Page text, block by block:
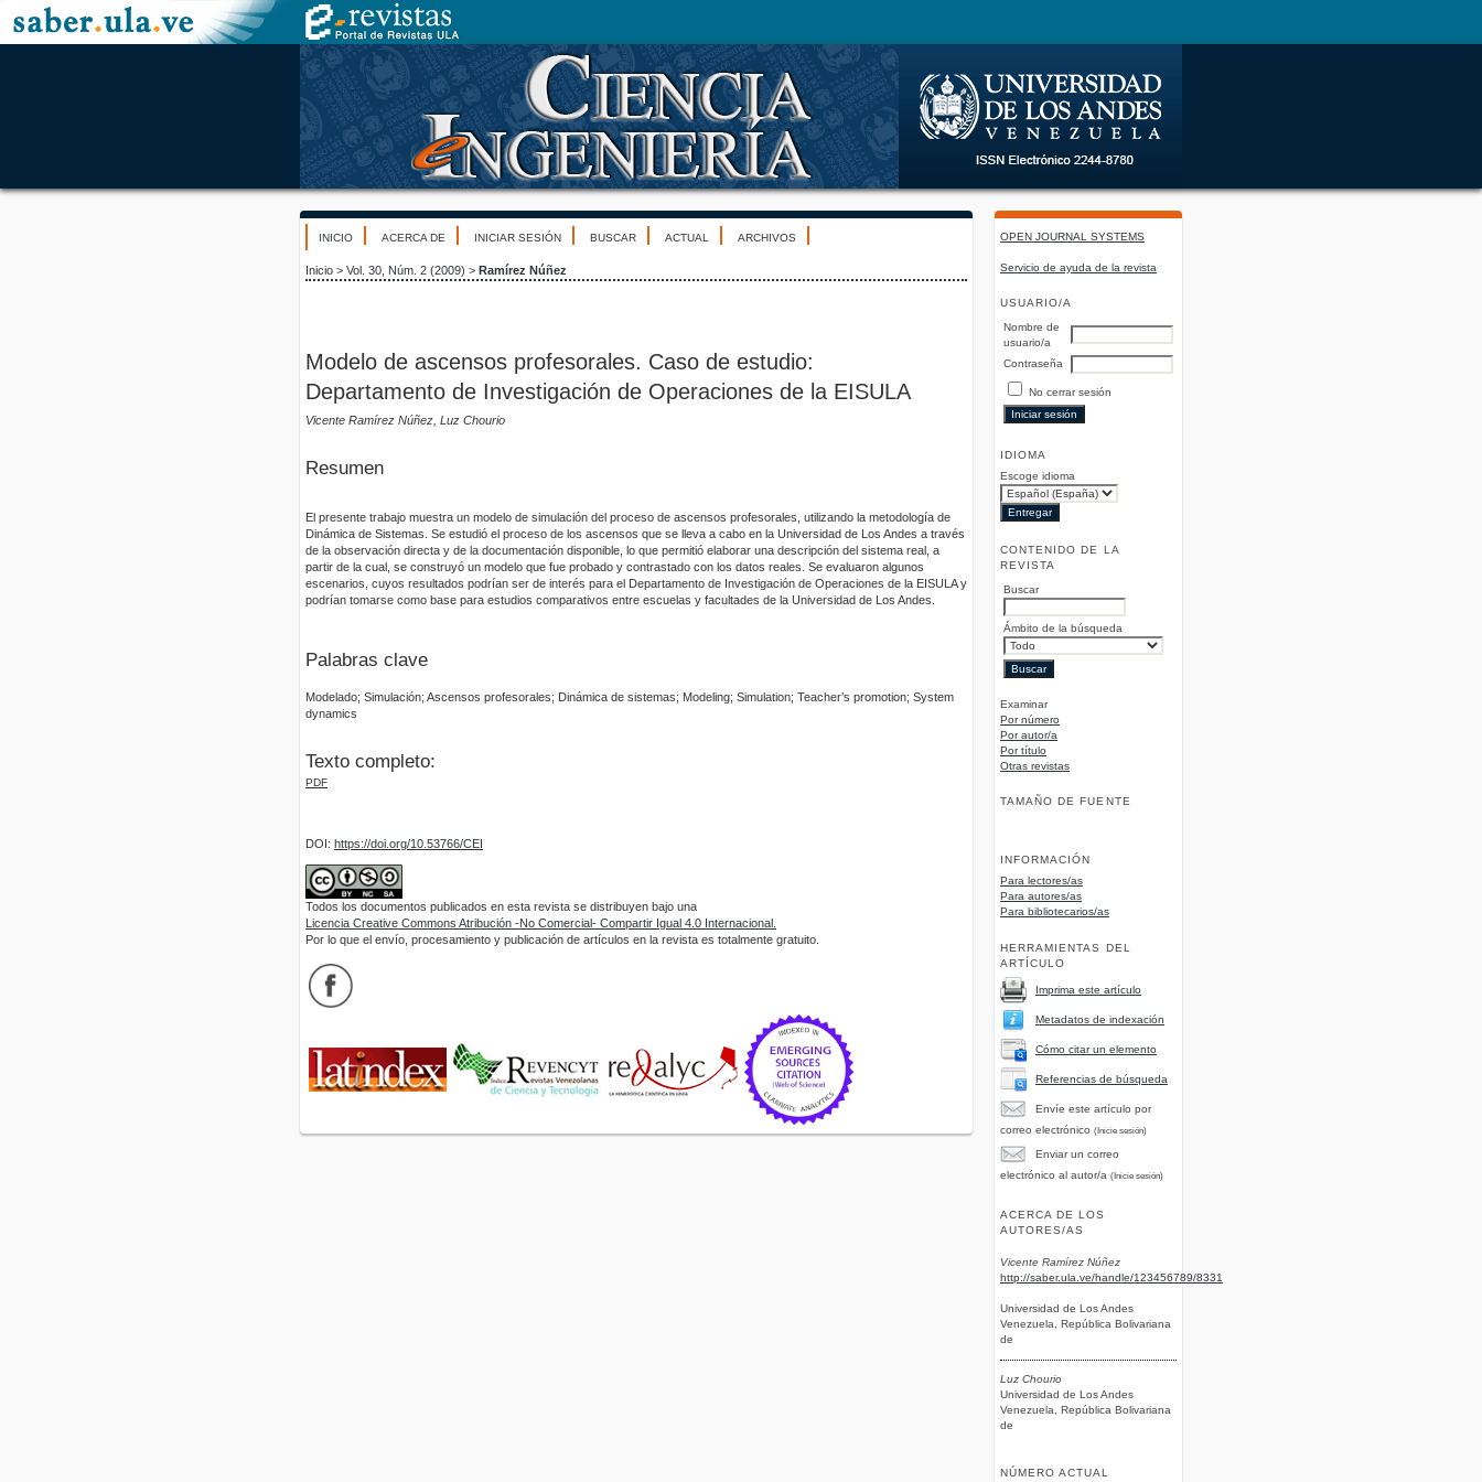
OPEN JOURNAL SYSTEMS
Servicio de ayuda de la revista
USUARIO/A
Nombre de
usuario/a
Contraseña
No cerrar sesión
IDIOMA
Escoge idioma
CONTENIDO DE LA
REVISTA
Buscar
Ámbito de la búsqueda
Examinar
Por número
Por autor/a
Por título
Otras revistas
TAMAÑO DE FUENTE
INFORMACIÓN
Para lectores/as
Para autores/as
Para bibliotecarios/as
HERRAMIENTAS DEL
ARTÍCULO
Imprima este artículo
Metadatos de indexación
Cómo citar un elemento
Referencias de búsqueda
Envíe este artículo por
correo electrónico (Inicie sesión)
Enviar un correo
electrónico al autor/a (Inicie sesión)
ACERCA DE LOS
AUTORES/AS
Vicente Ramírez Núñez
http://saber.ula.ve/handle/123456789/8331
Universidad de Los Andes
Venezuela, República Bolivariana
de
Luz Chourio
Universidad de Los Andes
Venezuela, República Bolivariana
de
NÚMERO ACTUAL
INICIO ACERCA DE INICIAR SESIÓN BUSCAR ACTUAL ARCHIVOS
Inicio > Vol. 30, Núm. 2 (2009) > Ramírez Núñez
Modelo de ascensos profesorales. Caso de estudio:
Departamento de Investigación de Operaciones de la EISULA
Vicente Ramírez Núñez, Luz Chourio
Resumen
El presente trabajo muestra un modelo de simulación del proceso de ascensos profesorales, utilizando la metodología de
Dinámica de Sistemas. Se estudió el proceso de los ascensos que se lleva a cabo en la Universidad de Los Andes a través
de la observación directa y de la documentación disponible, lo que permitió elaborar una descripción del sistema real, a
partir de la cual, se construyó un modelo que fue probado y contrastado con los datos reales. Se evaluaron algunos
escenarios, cuyos resultados podrían ser de interés para el Departamento de Investigación de Operaciones de la EISULA y
podrían tomarse como base para estudios comparativos entre escuelas y facultades de la Universidad de Los Andes.
Palabras clave
Modelado; Simulación; Ascensos profesorales; Dinámica de sistemas; Modeling; Simulation; Teacher’s promotion; System
dynamics
Texto completo:
PDF
DOI: https://doi.org/10.53766/CEI
Todos los documentos publicados en esta revista se distribuyen bajo una
Licencia Creative Commons Atribución -No Comercial- Compartir Igual 4.0 Internacional.
Por lo que el envío, procesamiento y publicación de artículos en la revista es totalmente gratuito.